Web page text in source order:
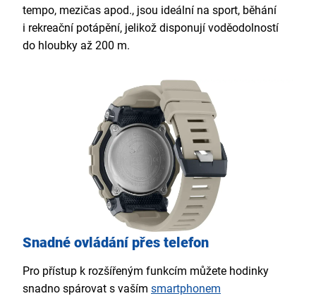
tempo, mezičas apod., jsou ideální na sport, běhání
i rekreační potápění, jelikož disponují voděodolností
do hloubky až 200 m.
Snadné ovládání přes telefon
Pro přístup k rozšířeným funkcím můžete hodinky
snadno spárovat s vaším smartphonem